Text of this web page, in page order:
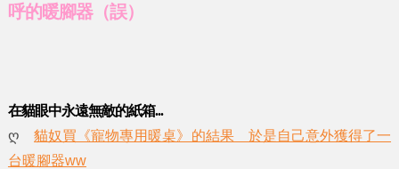
呼的暖腳器（誤）
在貓眼中永遠無敵的紙箱...
ღ貓奴買《寵物專用暖桌》的結果 於是自己意外獲得了一
台暖腳器ww